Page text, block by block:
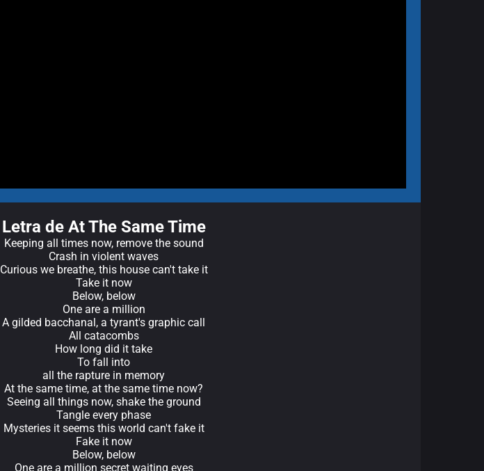
Letra de At The Same Time
Keeping all times now, remove the sound
Crash in violent waves
Curious we breathe, this house can't take it
Take it now
Below, below
One are a million
A gilded bacchanal, a tyrant's graphic call
All catacombs
How long did it take
To fall into
all the rapture in memory
At the same time, at the same time now?
Seeing all things now, shake the ground
Tangle every phase
Mysteries it seems this world can't fake it
Fake it now
Below, below
One are a million secret waiting eyes